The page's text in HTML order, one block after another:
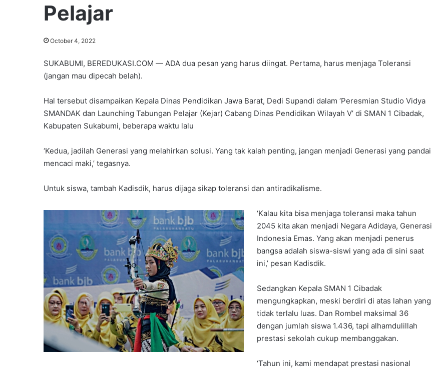
Pelajar
October 4, 2022
SUKABUMI, BEREDUKASI.COM — ADA dua pesan yang harus diingat. Pertama, harus menjaga Toleransi
(jangan mau dipecah belah).
Hal tersebut disampaikan Kepala Dinas Pendidikan Jawa Barat, Dedi Supandi dalam ‘Peresmian Studio Vidya
SMANDAK dan Launching Tabungan Pelajar (Kejar) Cabang Dinas Pendidikan Wilayah V’ di SMAN 1 Cibadak,
Kabupaten Sukabumi, beberapa waktu lalu
‘Kedua, jadilah Generasi yang melahirkan solusi. Yang tak kalah penting, jangan menjadi Generasi yang pandai
mencaci maki,’ tegasnya.
Untuk siswa, tambah Kadisdik, harus dijaga sikap toleransi dan antiradikalisme.
‘Kalau kita bisa menjaga toleransi maka tahun
2045 kita akan menjadi Negara Adidaya, Generasi
Indonesia Emas. Yang akan menjadi penerus
bangsa adalah siswa-siswi yang ada di sini saat
ini,’ pesan Kadisdik.
Sedangkan Kepala SMAN 1 Cibadak
mengungkapkan, meski berdiri di atas lahan yang
tidak terlalu luas. Dan Rombel maksimal 36
dengan jumlah siswa 1.436, tapi alhamdulillah
prestasi sekolah cukup membanggakan.
‘Tahun ini, kami mendapat prestasi nasional